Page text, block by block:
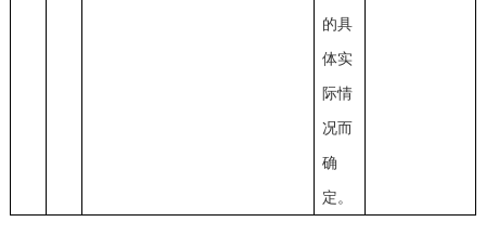
的具
体实
际情
况而
确
定。